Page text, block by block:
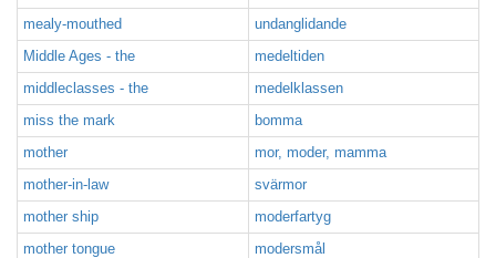
mealy-mouthed
undanglidande
Middle Ages - the
medeltiden
middleclasses - the
medelklassen
miss the mark
bomma
mother
mor, moder, mamma
mother-in-law
svärmor
mother ship
moderfartyg
mother tongue
modersmål